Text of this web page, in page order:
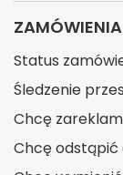
ZAMÓWIENIA
Status
Śledzenie
Chcę
Chcę odstąpić